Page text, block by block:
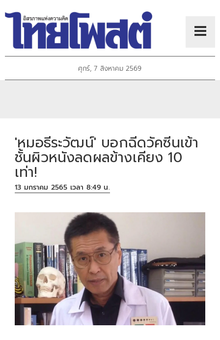
ศุกร์, 7 สิงหาคม 2569
'หมอธีระวัฒน์' บอกฉีดวัคซีนเข้า
ชั้นผิวหนังลดผลข้างเคียง 10
เท่า!
13 มกราคม 2565 เวลา 8:49 น.